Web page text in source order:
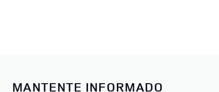
MANTENTE INFORMADO